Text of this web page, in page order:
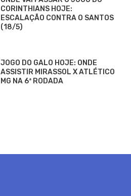
CORINTHIANS HOJE:
ESCALAÇÃO CONTRA O SANTOS
(18/5)
JOGO DO GALO HOJE: ONDE
ASSISTIR MIRASSOL X ATLÉTICO
MG NA 6ª RODADA